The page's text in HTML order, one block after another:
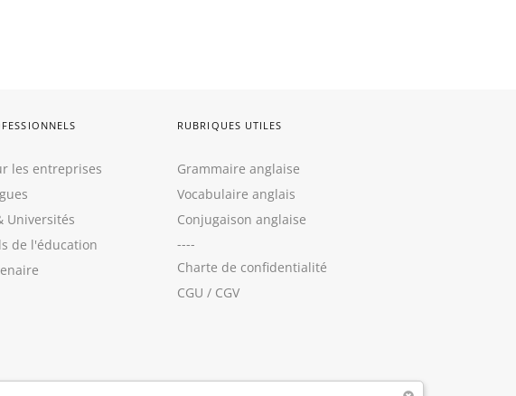
les entreprises
Universités
de l'éducation
RUBRIQUES UTILES
Grammaire anglaise
Vocabulaire anglais
Conjugaison anglaise
----
Charte de confidentialité
CGU / CGV